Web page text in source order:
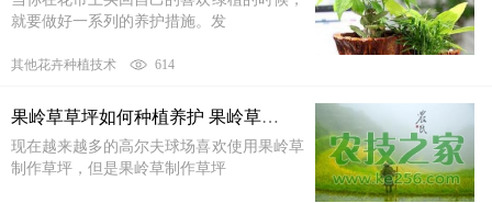
就要做好一系列的养护措施。发
其他花卉种植技术 614
果岭草草坪如何种植养护 果岭草草坪种植养护技术
现在越来越多的高尔夫球场喜欢使用果岭草
制作草坪，但是果岭草制作草坪